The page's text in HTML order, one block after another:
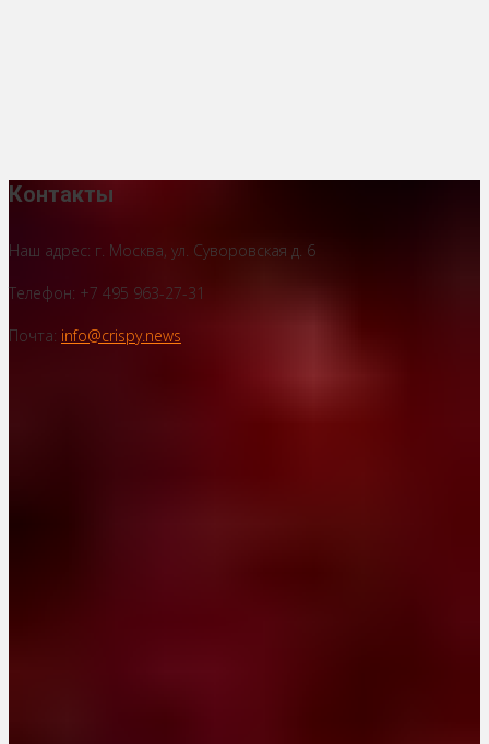
Контакты
Наш адрес: г. Москва, ул. Суворовская д. 6
Телефон: +7 495 963-27-31
Почта: info@crispy.news